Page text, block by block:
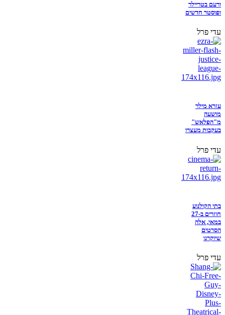
ורעם בטריילר
ופוסטר חדשים
עדי פרל
עזרא מילר
מושעה
מ"הפלאש"
בעקבות מעצרו
עדי פרל
בתי הקולנוע
חוזרים ב-27
במאי, אלה
הסרטים
שיוקרנו
עדי פרל